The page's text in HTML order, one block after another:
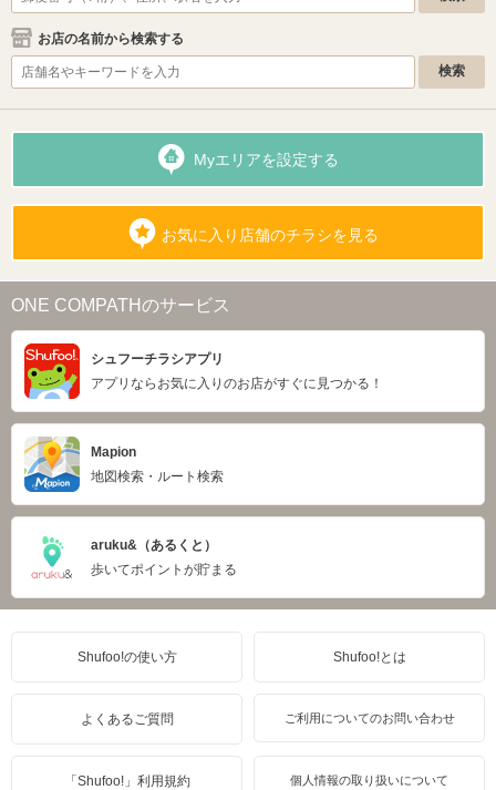
お店の名前から検索する
Myエリアを設定する
お気に入り店舗のチラシを見る
ONE COMPATHのサービス
シュフーチラシアプリ
アプリならお気に入りのお店がすぐに見つかる！
Mapion
地図検索・ルート検索
aruku&（あるくと）
歩いてポイントが貯まる
Shufoo!の使い方 Shufoo!とは
よくあるご質問 ご利用についてのお問い合わせ
「Shufoo!」利用規約 個人情報の取り扱いについて